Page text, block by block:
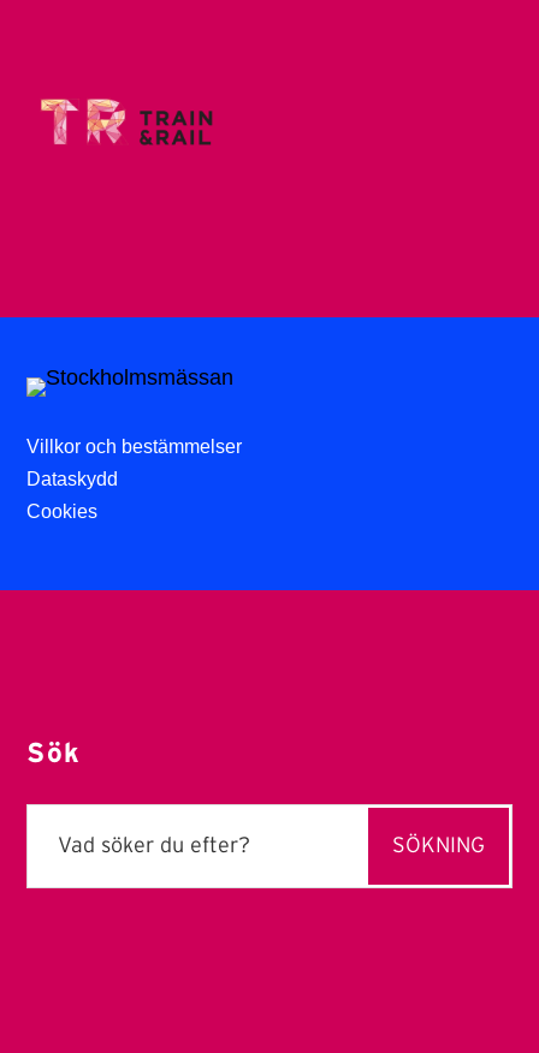
Villkor och bestämmelser
Dataskydd
Cookies
Sök
efter: